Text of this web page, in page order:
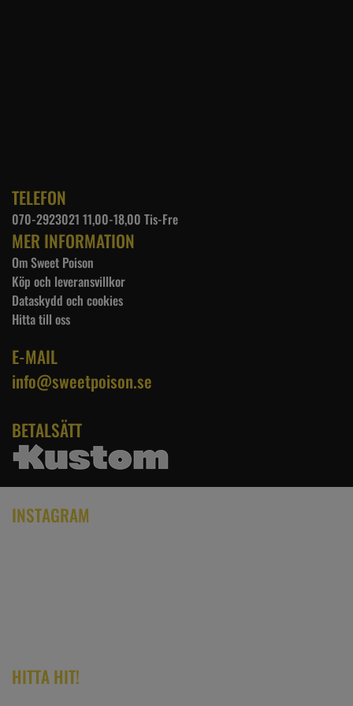
TELEFON
070-2923021 11,00-18,00 Tis-Fre
MER INFORMATION
Om Sweet Poison
Köp och leveransvillkor
Dataskydd och cookies
Hitta till oss
E-MAIL
info@sweetpoison.se
BETALSÄTT
INSTAGRAM
HITTA HIT!